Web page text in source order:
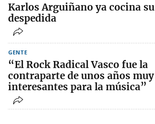
Karlos Arguiñano ya cocina su
despedida
GENTE
“El Rock Radical Vasco fue la
contraparte de unos años muy
interesantes para la música”